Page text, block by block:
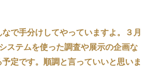
で手分けしてやっていますよ。３月
ステムを使った調査や展示の企画な
定です。順調と言っていいと思いま